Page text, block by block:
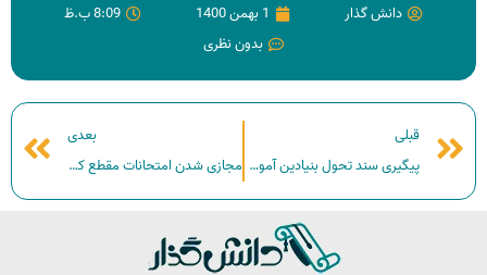
دانش گذار 1 بهمن 1400
8:09 ب.ظ
بدون نظری
قبلی
پیگیری سند تحول بنیادین آموزش و پرورش
بعدی
مجازی شدن امتحانات مقطع کارشناسی دانشگاه آزاد